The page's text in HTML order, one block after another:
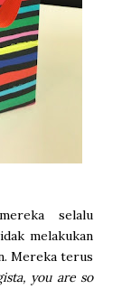
selalu
melakukan
Mereka terus
you are so